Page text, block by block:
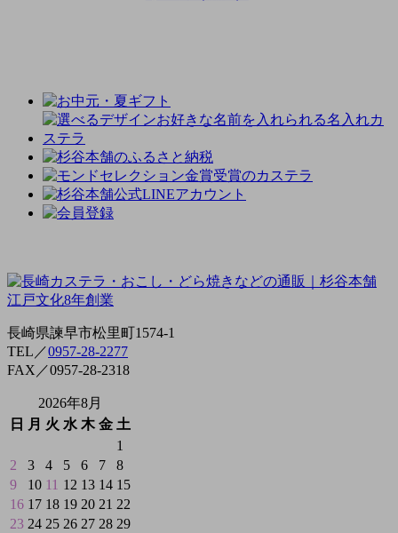
長崎県諫早市松里町1574-1
TEL／0957-28-2277
FAX／0957-28-2318
2026年8月
日
月 火 水 木 金 土
1
2
3 4 5 6 7
8
9
10 11 12 13 14 15
16 17 18 19 20 21 22
23 24 25 26 27 28 29